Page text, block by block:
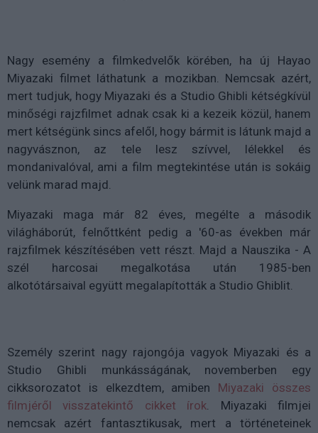
Nagy esemény a filmkedvelők körében, ha új Hayao
Miyazaki filmet láthatunk a mozikban. Nemcsak azért,
mert tudjuk, hogy Miyazaki és a Studio Ghibli kétségkívül
minőségi rajzfilmet adnak csak ki a kezeik közül, hanem
mert kétségünk sincs afelől, hogy bármit is látunk majd a
nagyvásznon, az tele lesz szívvel, lélekkel és
mondanivalóval, ami a film megtekintése után is sokáig
velünk marad majd.
Miyazaki maga már 82 éves, megélte a második
világháborút, felnőttként pedig a '60-as években már
rajzfilmek készítésében vett részt. Majd a Nauszika - A
szél harcosai megalkotása után 1985-ben
alkotótársaival együtt megalapították a Studio Ghiblit.
Személy szerint nagy rajongója vagyok Miyazaki és a
Studio Ghibli munkásságának, novemberben egy
cikksorozatot is elkezdtem, amiben Miyazaki összes
filmjéről visszatekintő cikket írok. Miyazaki filmjei
nemcsak azért fantasztikusak, mert a történeteinek